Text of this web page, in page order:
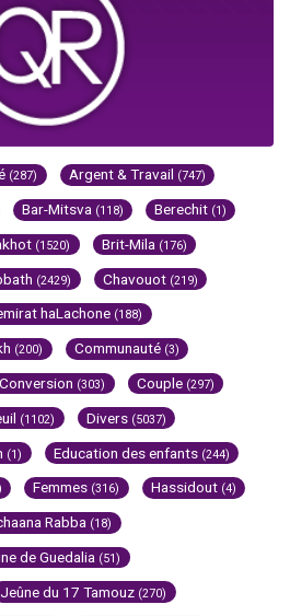
(287) Argent & Travail (747)
Bar-Mitsva (118) Berechit (1)
(1520) Brit-Mila (176)
(2429) Chavouot (219)
haLachone (188)
(200) Communauté (3)
Conversion (303) Couple (297)
(1102) Divers (5037)
(1) Education des enfants (244)
Femmes (316) Hassidout (4)
Rabba (18)
de Guedalia (51)
Jeûne du 17 Tamouz (270)